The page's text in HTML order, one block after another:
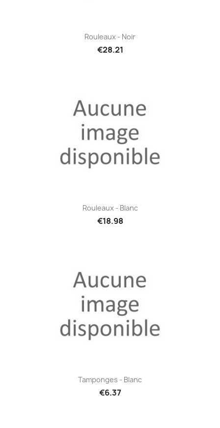
Rouleaux - Noir
€28.21
Rouleaux - Blanc
€18.98
Tamponges - Blanc
€6.37